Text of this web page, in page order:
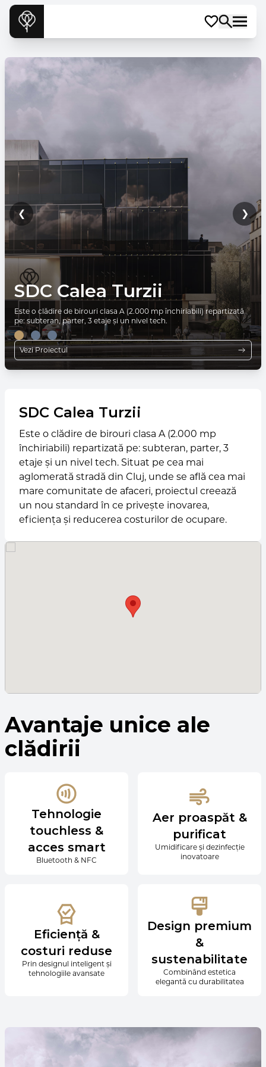
❮ ❯
SDC Calea Turzii
Este o clădire de birouri clasa A (2.000 mp închiriabili) repartizată
pe: subteran, parter, 3 etaje și un nivel tech.
Vezi Proiectul
SDC Soporului 19
Comercial
Proiectul, situat în Cluj-Napoca, oferă 17 spații comerciale
moderne, perfecte pentru afaceri dinamice. Aceste spații
sustenabile combină eficiența energetică cu un design
contemporan, accesibilitate excelentă și flexibilitate pentru nevoile
tale profesionale.
Vezi Proiectul
SDC Cosasilor Comercial
SDC Cosașilor Comercial: spații de birouri moderne (8 etaje) și 6
spații comerciale diverse în Cluj Napoca. Locație strategică,
facilități premium și acces facil. Ideal pentru afaceri și retail.
Vezi Proiectul
SDC Calea Turzii
Este o clădire de birouri clasa A (2.000 mp
închiriabili) repartizată pe: subteran, parter, 3
etaje și un nivel tech. Situat pe cea mai
aglomerată stradă din Cluj, unde se află cea mai
mare comunitate de afaceri, proiectul creează
un nou standard în ce privește inovarea,
eficiența și reducerea costurilor de ocupare.
Avantaje unice ale
clădirii
Tehnologie
touchless &
acces smart
Bluetooth & NFC
Aer proaspăt &
purificat
Umidificare și dezinfecție
inovatoare
Eficiență &
costuri reduse
Prin designul inteligent și
tehnologiile avansate
Design premium
&
sustenabilitate
Combinând estetica
elegantă cu durabilitatea